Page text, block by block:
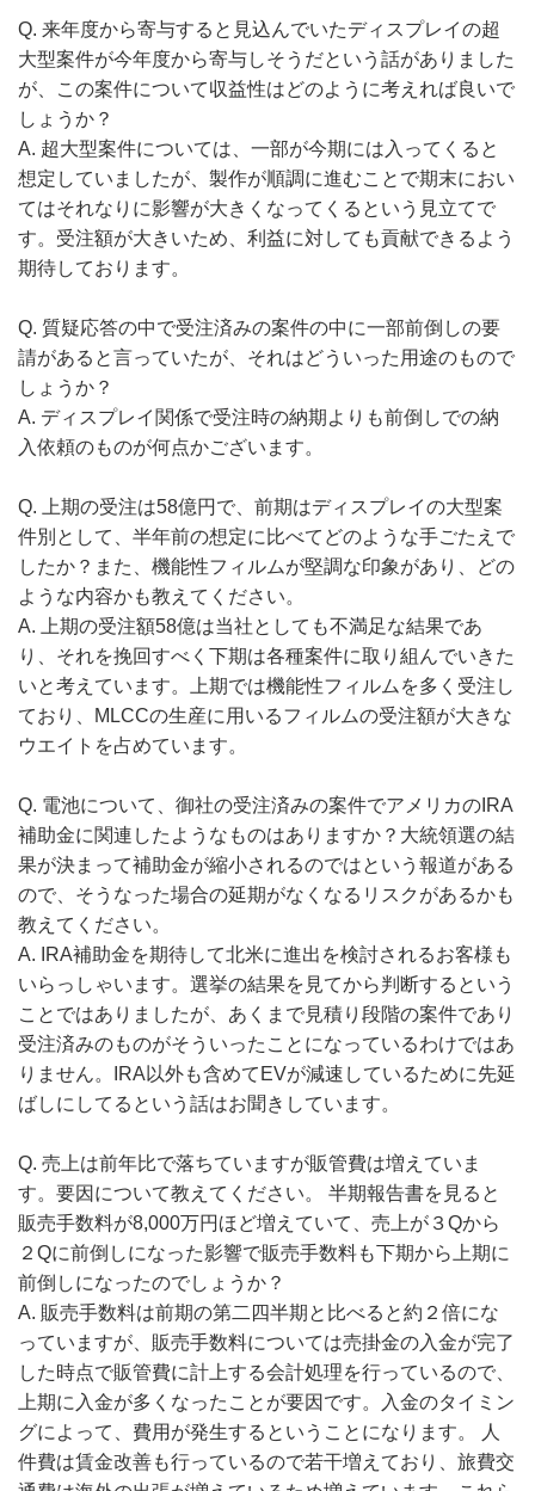
Q. 来年度から寄与すると見込んでいたディスプレイの超
大型案件が今年度から寄与しそうだという話がありました
が、この案件について収益性はどのように考えれば良いで
しょうか？
A. 超大型案件については、一部が今期には入ってくると
想定していましたが、製作が順調に進むことで期末におい
てはそれなりに影響が大きくなってくるという見立てで
す。受注額が大きいため、利益に対しても貢献できるよう
期待しております。
Q. 質疑応答の中で受注済みの案件の中に一部前倒しの要
請があると言っていたが、それはどういった用途のもので
しょうか？
A. ディスプレイ関係で受注時の納期よりも前倒しでの納
入依頼のものが何点かございます。
Q. 上期の受注は58億円で、前期はディスプレイの大型案
件別として、半年前の想定に比べてどのような手ごたえで
したか？また、機能性フィルムが堅調な印象があり、どの
ような内容かも教えてください。
A. 上期の受注額58億は当社としても不満足な結果であ
り、それを挽回すべく下期は各種案件に取り組んでいきた
いと考えています。上期では機能性フィルムを多く受注し
ており、MLCCの生産に用いるフィルムの受注額が大きな
ウエイトを占めています。
Q. 電池について、御社の受注済みの案件でアメリカのIRA
補助金に関連したようなものはありますか？大統領選の結
果が決まって補助金が縮小されるのではという報道がある
ので、そうなった場合の延期がなくなるリスクがあるかも
教えてください。
A. IRA補助金を期待して北米に進出を検討されるお客様も
いらっしゃいます。選挙の結果を見てから判断するという
ことではありましたが、あくまで見積り段階の案件であり
受注済みのものがそういったことになっているわけではあ
りません。IRA以外も含めてEVが減速しているために先延
ばしにしてるという話はお聞きしています。
Q. 売上は前年比で落ちていますが販管費は増えていま
す。要因について教えてください。 半期報告書を見ると
販売手数料が8,000万円ほど増えていて、売上が３Qから
２Qに前倒しになった影響で販売手数料も下期から上期に
前倒しになったのでしょうか？
A. 販売手数料は前期の第二四半期と比べると約２倍にな
っていますが、販売手数料については売掛金の入金が完了
した時点で販管費に計上する会計処理を行っているので、
上期に入金が多くなったことが要因です。入金のタイミン
グによって、費用が発生するということになります。 人
件費は賃金改善も行っているので若干増えており、旅費交